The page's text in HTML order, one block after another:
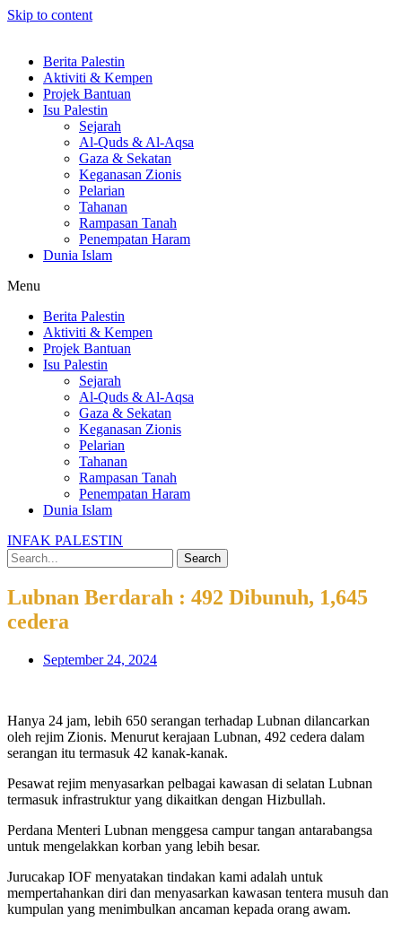
Skip to content
Berita Palestin
Aktiviti & Kempen
Projek Bantuan
Isu Palestin
Sejarah
Al-Quds & Al-Aqsa
Gaza & Sekatan
Keganasan Zionis
Pelarian
Tahanan
Rampasan Tanah
Penempatan Haram
Dunia Islam
Menu
Berita Palestin
Aktiviti & Kempen
Projek Bantuan
Isu Palestin
Sejarah
Al-Quds & Al-Aqsa
Gaza & Sekatan
Keganasan Zionis
Pelarian
Tahanan
Rampasan Tanah
Penempatan Haram
Dunia Islam
INFAK PALESTIN
Search
Lubnan Berdarah : 492 Dibunuh, 1,645
cedera
September 24, 2024
Hanya 24 jam, lebih 650 serangan terhadap Lubnan dilancarkan
oleh rejim Zionis. Menurut kerajaan Lubnan, 492 cedera dalam
serangan itu termasuk 42 kanak-kanak.
Pesawat rejim menyasarkan pelbagai kawasan di selatan Lubnan
termasuk infrastruktur yang dikaitkan dengan Hizbullah.
Perdana Menteri Lubnan menggesa campur tangan antarabangsa
untuk mengelakkan korban yang lebih besar.
Jurucakap IOF menyatakan tindakan kami adalah untuk
mempertahankan diri dan menyasarkan kawasan tentera musuh dan
kumpulan yang menimbulkan ancaman kepada orang awam.